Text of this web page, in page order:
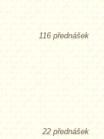
116 přednášek
22 přednášek